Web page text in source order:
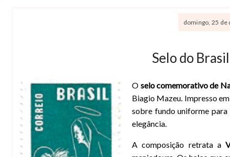
domingo, 25 de
Selo do
Selo de Natal do Brasil de 1966 -
O selo comemorativo de
Biagio Mazeu. Impresso
sobre fundo uniforme
elegância.
A composição retrata a